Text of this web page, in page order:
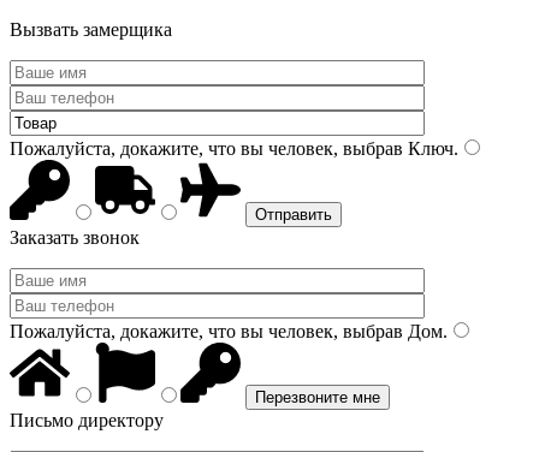
Вызвать замерщика
Пожалуйста, докажите, что вы человек, выбрав Ключ.
Заказать звонок
Пожалуйста, докажите, что вы человек, выбрав Дом.
Письмо директору